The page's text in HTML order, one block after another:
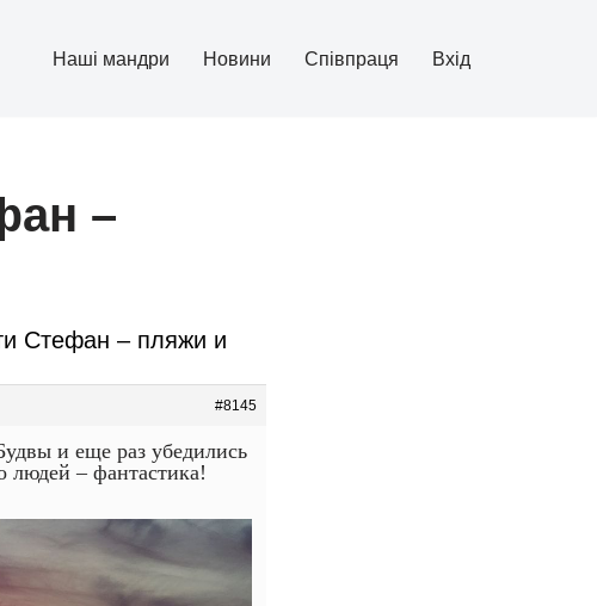
Наші мандри Новини Співпраця Вхід
–
Стефан – пляжи и
#8145
и еще раз убедились
– фантастика!